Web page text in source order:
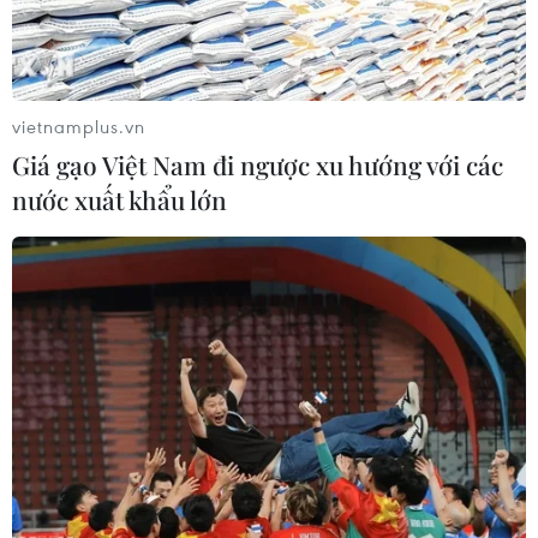
Google Wallet cho phép phụ huynh
thiết lập số dư an toàn của con cái
06/08/2026 23:44
ChatGPT cung cấp tính năng chat
không giới hạn cho người dùng miễn
phí
06/08/2026 23:32
Phát hiện lỗ hổng bảo mật nghiêm
trọng trên loạt trình duyệt tích hợp
AI
06/08/2026 15:57
vietnamplus.vn
Giá gạo Việt Nam đi ngược xu hướng với các
nước xuất khẩu lớn